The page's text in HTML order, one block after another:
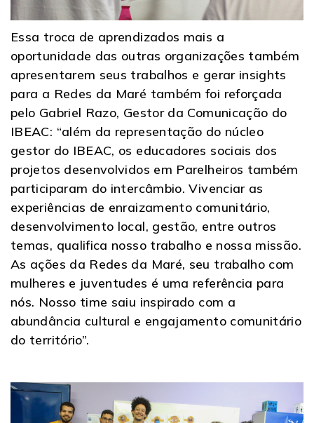
Essa troca de aprendizados mais a
oportunidade das outras organizações também
apresentarem seus trabalhos e gerar insights
para a Redes da Maré também foi reforçada
pelo Gabriel Razo, Gestor da Comunicação do
IBEAC: “além da representação do núcleo
gestor do IBEAC, os educadores sociais dos
projetos desenvolvidos em Parelheiros também
participaram do intercâmbio. Vivenciar as
experiências de enraizamento comunitário,
desenvolvimento local, gestão, entre outros
temas, qualifica nosso trabalho e nossa missão.
As ações da Redes da Maré, seu trabalho com
mulheres e juventudes é uma referência para
nós. Nosso time saiu inspirado com a
abundância cultural e engajamento comunitário
do território”.